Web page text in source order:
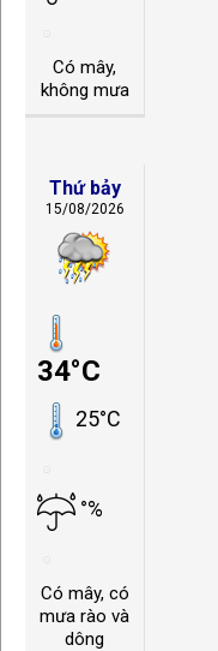
Có mây,
không mưa
Thứ bảy
15/08/2026
34°C
25°C
°%
Có mây, có
mưa rào và
dông